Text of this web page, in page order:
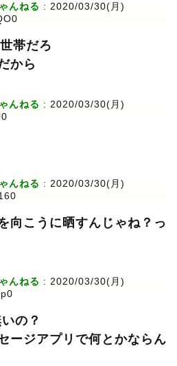
んねる : 2020/03/30(月)
帯だろ
から
んねる : 2020/03/30(月)
んねる : 2020/03/30(月)
向こうに晒すんじゃね？っ
んねる : 2020/03/30(月)
の？
ージアプリで何とかならん